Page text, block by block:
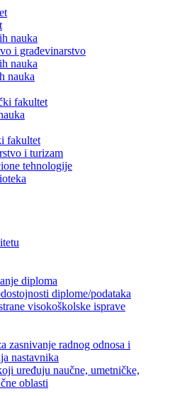
nauka
i građevinarstvo
nauka
nauka
fakultet
fakultet
i turizam
tehnologije
diploma
diplome/podataka
visokoškolske isprave
zasnivanje radnog odnosa i
nastavnika
uređuju naučne, umetničke,
oblasti